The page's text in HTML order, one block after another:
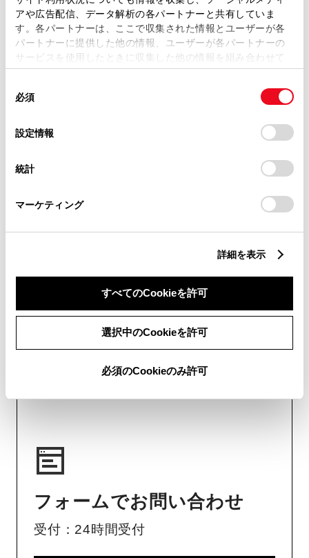
アや広告配信、データ解析の各パートナーと共有していま
す。各パートナーは、ここで収集された情報とユーザーが各
パートナーに提供した他の情報、ユーザーが各パートナーの
サービスを使用したときに収集した他の情報を組み合わせて
使用することがあります。当ウェブサイトの使用を続行する
デバイスにすべてのCookie(クッキー)が保存されることに同
意したことになります。Cookie(クッキー)のオプトアウト、
設定の変更、同意を撤回したりするにあたっては、当社の
「Cookie（クッキー）情報の取り扱いについて
」をご覧くだ
必須
設定情報
統計
マーケティング
詳細を表示
すべてのCookieを許可
選択中のCookieを許可
必須のCookieのみ許可
用意いただくとスムーズな対応
が可能です。
画面右下の を選択してくださ
チャットでのお問い合わせはお待たせ
フォームでお問い合わせ
受付：24時間受付